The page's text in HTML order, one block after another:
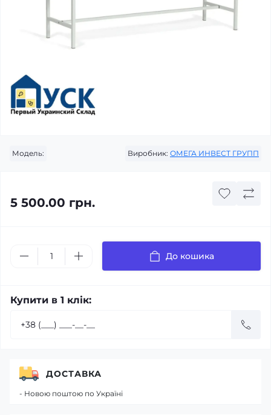
Модель: Виробник: ОМЕГА ИНВЕСТ ГРУПП
5 500.00 грн.
До кошика
Купити в 1 клік:
ДОСТАВКА
- Новою поштою по Україні